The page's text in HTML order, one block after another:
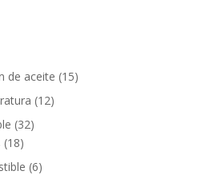
de aceite 1515
1212
3232
1818
productos
66